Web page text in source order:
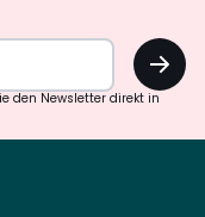
OK
den Newsletter direkt in